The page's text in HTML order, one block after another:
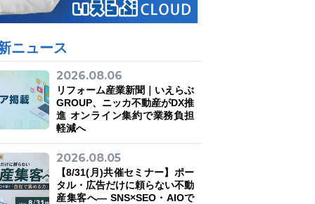
ニュース
2026.08.06
リフォーム産業新聞｜いえらぶ
GROUP、ニッカ不動産がDX推
進 オンライン集約で業務負担
軽減へ
2026.08.05
【8/31(月)共催セミナー】ポー
タル・広告だけに頼らない不動
産集客へ― SNS×SEO・AIOで